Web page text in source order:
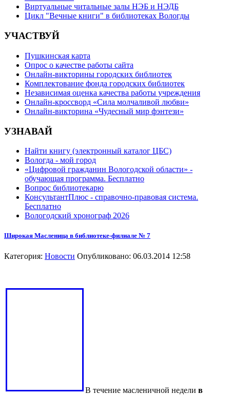
Виртуальные читальные залы НЭБ и НЭДБ
Цикл "Вечные книги" в библиотеках Вологды
УЧАСТВУЙ
Пушкинская карта
Опрос о качестве работы сайта
Онлайн-викторины городских библиотек
Комплектование фонда городских библиотек
Независимая оценка качества работы учреждения
Онлайн-кроссворд «Сила молчаливой любви»
Онлайн-викторина «Чудесный мир фэнтези»
УЗНАВАЙ
Найти книгу (электронный каталог ЦБС)
Вологда - мой город
«Цифровой гражданин Вологодской области» -
обучающая программа. Бесплатно
Вопрос библиотекарю
КонсультантПлюс - справочно-правовая система.
Бесплатно
Вологодский хронограф 2026
Широкая Масленица в библиотеке-филиале № 7
Категория: Новости Опубликовано: 06.03.2014 12:58
В течение масленичной недели в